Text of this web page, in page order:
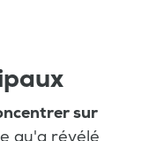
sur
qu'a révélé